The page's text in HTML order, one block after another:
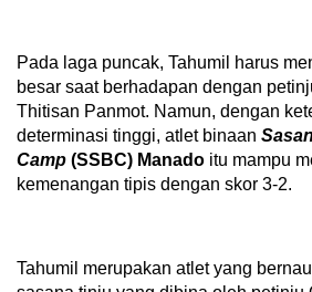
Pada laga puncak, Tahumil harus
besar saat berhadapan dengan
Thitisan Panmot. Namun, dengan
determinasi tinggi, atlet binaan
Camp (SSBC) Manado itu mampu
kemenangan tipis dengan skor 3-2.
Tahumil merupakan atlet yang